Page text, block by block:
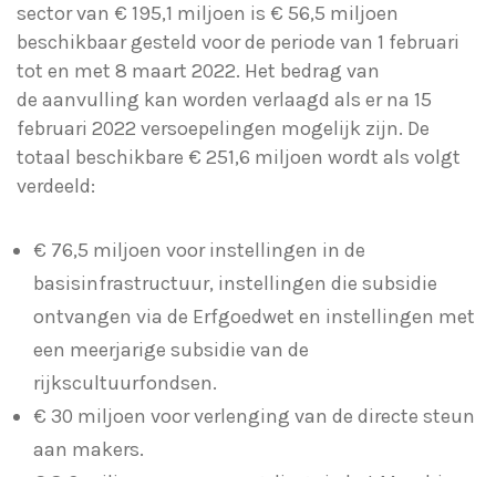
sector van € 195,1 miljoen is € 56,5 miljoen
beschikbaar gesteld voor de periode van 1 februari
tot en met 8 maart 2022. Het bedrag van
de aanvulling kan worden verlaagd als er na 15
februari 2022 versoepelingen mogelijk zijn. De
totaal beschikbare € 251,6 miljoen wordt als volgt
verdeeld:
€ 76,5 miljoen voor instellingen in de
basisinfrastructuur, instellingen die subsidie
ontvangen via de Erfgoedwet en instellingen met
een meerjarige subsidie van de
rijkscultuurfondsen.
€ 30 miljoen voor verlenging van de directe steun
aan makers.